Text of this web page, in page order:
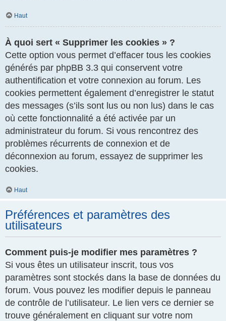
Haut
À quoi sert « Supprimer les cookies » ?
Cette option vous permet d’effacer tous les cookies
générés par phpBB 3.3 qui conservent votre
authentification et votre connexion au forum. Les
cookies permettent également d’enregistrer le statut
des messages (s’ils sont lus ou non lus) dans le cas
où cette fonctionnalité a été activée par un
administrateur du forum. Si vous rencontrez des
problèmes récurrents de connexion et de
déconnexion au forum, essayez de supprimer les
cookies.
Haut
Préférences et paramètres des
utilisateurs
Comment puis-je modifier mes paramètres ?
Si vous êtes un utilisateur inscrit, tous vos
paramètres sont stockés dans la base de données du
forum. Vous pouvez les modifier depuis le panneau
de contrôle de l’utilisateur. Le lien vers ce dernier se
trouve généralement en cliquant sur votre nom